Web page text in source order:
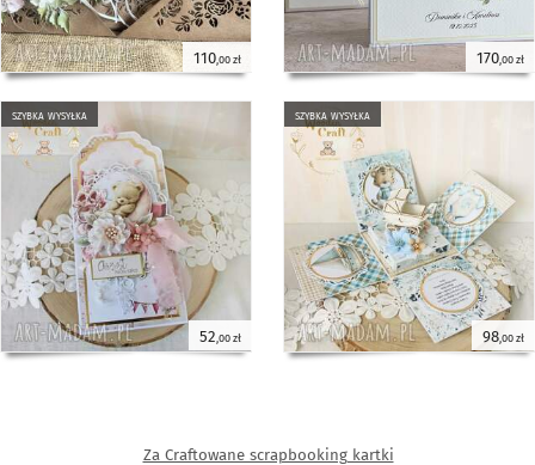
110,00 zł 170,00 zł
szybka wysyłka
52,00 zł
szybka wysyłka
98,00 zł
Za Craftowane scrapbooking kartki